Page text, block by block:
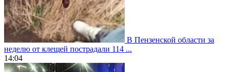
В Пензенской области за
неделю от клещей пострадали 114 ...
14:04